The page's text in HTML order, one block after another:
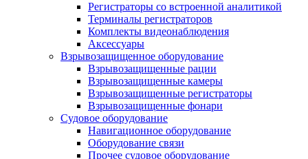
Регистраторы со встроенной аналитикой
Терминалы регистраторов
Комплекты видеонаблюдения
Аксессуары
Взрывозащищенное оборудование
Взрывозащищенные рации
Взрывозащищенные камеры
Взрывозащищенные регистраторы
Взрывозащищенные фонари
Судовое оборудование
Навигационное оборудование
Оборудование связи
Прочее судовое оборудование